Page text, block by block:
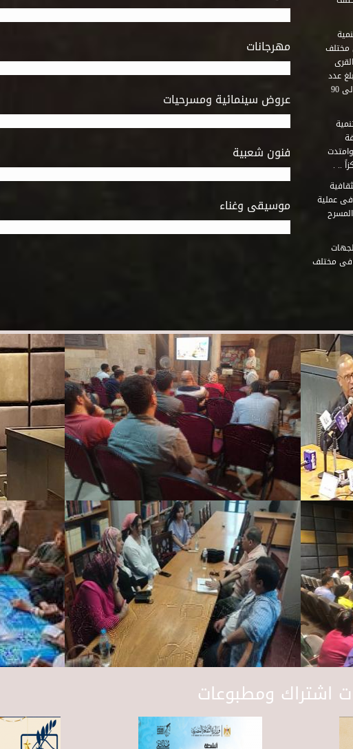
مهرجانات
عروض سينمائية ومسرحيات
فنون شعبية
موسيقى وغناء
مختلف
عدد
المكتبات التى أنشأها الصندوق فى أماكن لم يكن من المتصور إقامة مثل هذه المكتبات بها حوالى 90
عام 1996 ببيت الهراوى وامتدت
فى عملية
فى مختلف
اشتراك ومطبوعات